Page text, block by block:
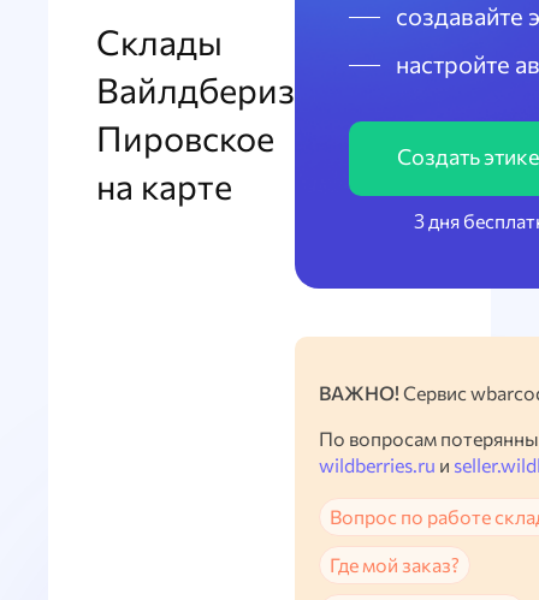
Склады
Вайлдбериз
Пировское
на карте
создавайте
настройте
Создать
3 дня
ВАЖНО! Сервис
По вопросам
wildberries.ru и
Вопрос по работе
Где мой заказ?